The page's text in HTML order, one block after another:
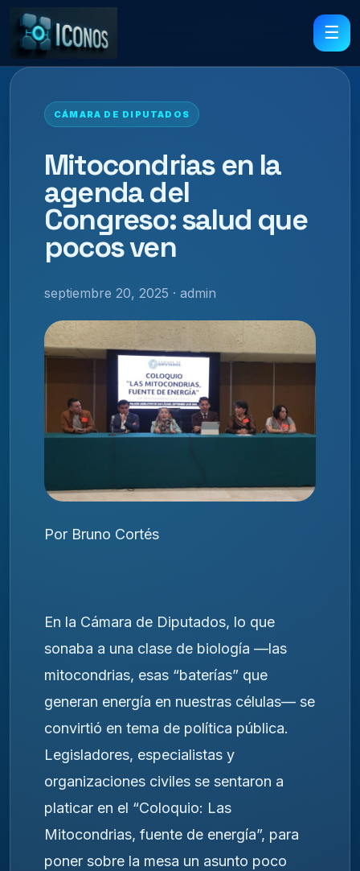
☰
CÁMARA DE DIPUTADOS
Mitocondrias en la
agenda del
Congreso: salud que
pocos ven
septiembre 20, 2025 · admin
Por Bruno Cortés
En la Cámara de Diputados, lo que
sonaba a una clase de biología —las
mitocondrias, esas “baterías” que
generan energía en nuestras células— se
convirtió en tema de política pública.
Legisladores, especialistas y
organizaciones civiles se sentaron a
platicar en el “Coloquio: Las
Mitocondrias, fuente de energía”, para
poner sobre la mesa un asunto poco